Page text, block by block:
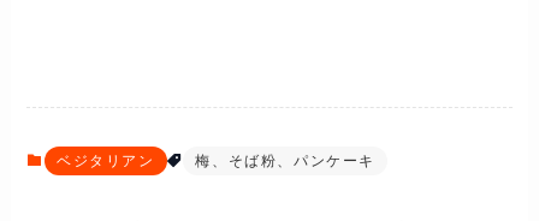
ベジタリアン 梅、そば粉、パンケーキ